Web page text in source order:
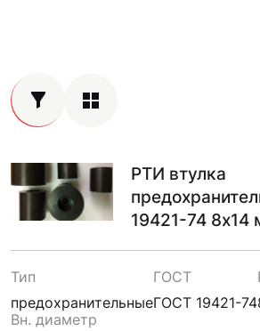
РТИ втулка
19421-74 8х14
Тип
предохранительные
ГОСТ
ГОСТ 19421-74
Вн. диаметр